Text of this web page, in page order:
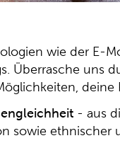
wie der E-
Überrasche uns
deine
- aus
sowie